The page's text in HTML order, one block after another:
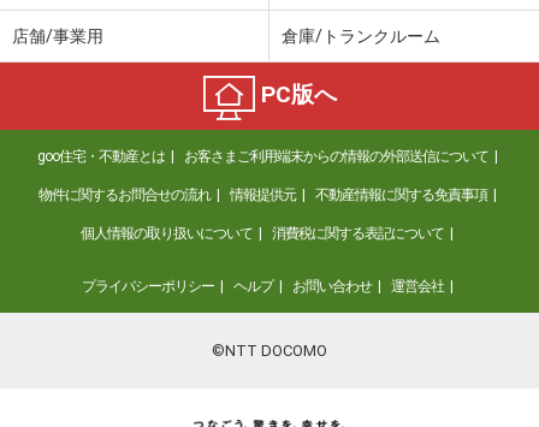
店舗/事業用 倉庫/トランクルーム
PC版へ
goo住宅・不動産とは お客さまご利用端末からの情報の外部送信について
物件に関するお問合せの流れ 情報提供元 不動産情報に関する免責事項
個人情報の取り扱いについて 消費税に関する表記について
プライバシーポリシー ヘルプ お問い合わせ 運営会社
©NTT DOCOMO